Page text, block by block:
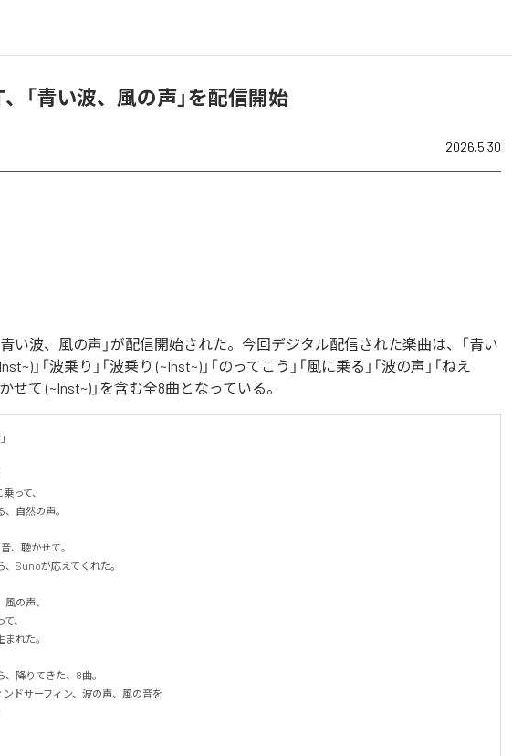
「青い波、風の声」を配信開始
2026.5.30
青い波、風の声」が配信開始された。今回デジタル配信された楽曲は、「青い
」「波乗り」「波乗り (~Inst~)」「のってこう」「風に乗る」「波の声」「ねえ
せて (~Inst~)」を含む全8曲となっている。
って、
自然の声。
、聴かせて。
、Sunoが応えてくれた。
の声、
、
れた。
、降りてきた、8曲。
ンドサーフィン、波の声、風の音を